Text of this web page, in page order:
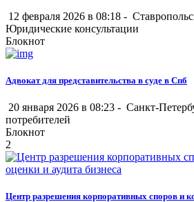
12 февраля 2026 в 08:18 -
Юридические консультации
Блокнот
Адвокат для представительства в суде в Спб
20 января 2026 в 08:23 - Санкт-
потребителей
Блокнот
2
Центр разрешения корпоративных споров и